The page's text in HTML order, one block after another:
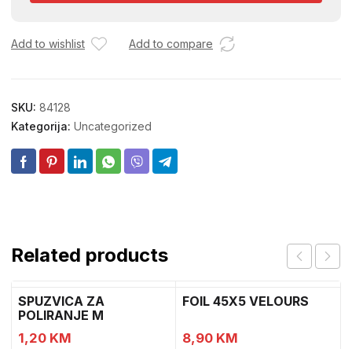
M12
70
Add to wishlist Add to compare
SKU: 84128
Kategorija: Uncategorized
Related products
SPUZVICA ZA
POLIRANJE M
1,20 KM
FOIL 45X5 VELOURS
8,90 KM